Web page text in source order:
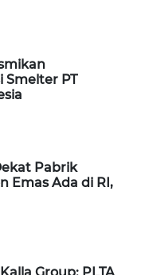
Smelter PT
Pabrik
Emas Ada di RI,